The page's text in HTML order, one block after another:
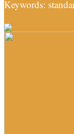
Keywords: